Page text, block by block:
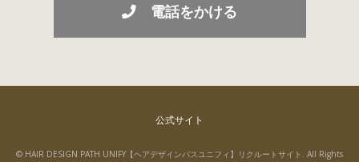
電話をかける
公式サイト
© HAIR DESIGN PATH UNIFY【ヘアデザインパスユニフィ】リクルートサイト. All Rights